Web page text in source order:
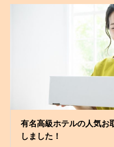
有名高級ホテルの人気お
しました！